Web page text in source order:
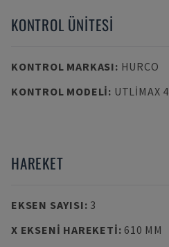
KONTROL ÜNITESI
KONTROL MARKASI: HURCO
KONTROL MODELI: UTLIMAX 4
HAREKET
EKSEN SAYISI: 3
X EKSENI HAREKETI: 610 MM